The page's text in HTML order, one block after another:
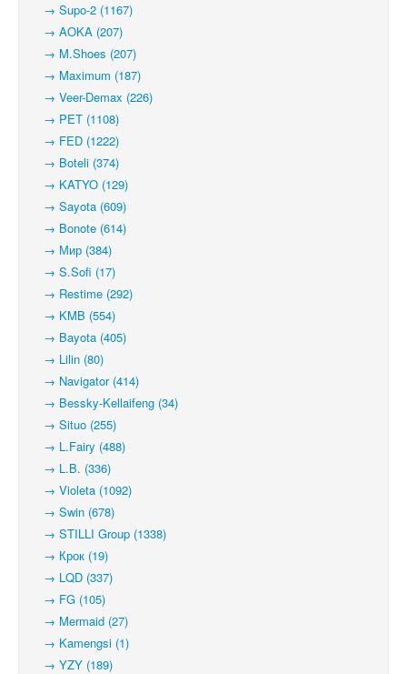
→ Supo-2 (1167)
→ AOKA (207)
→ M.Shoes (207)
→ Maximum (187)
→ Veer-Demax (226)
→ PET (1108)
→ FED (1222)
→ Boteli (374)
→ KATYO (129)
→ Sayota (609)
→ Bonote (614)
→ Мир (384)
→ S.Sofi (17)
→ Restime (292)
→ KMB (554)
→ Bayota (405)
→ Lilin (80)
→ Navigator (414)
→ Bessky-Kellaifeng (34)
→ Situo (255)
→ L.Fairy (488)
→ L.B. (336)
→ Violeta (1092)
→ Swin (678)
→ STILLI Group (1338)
→ Крок (19)
→ LQD (337)
→ FG (105)
→ Mermaid (27)
→ Kamengsi (1)
→ YZY (189)